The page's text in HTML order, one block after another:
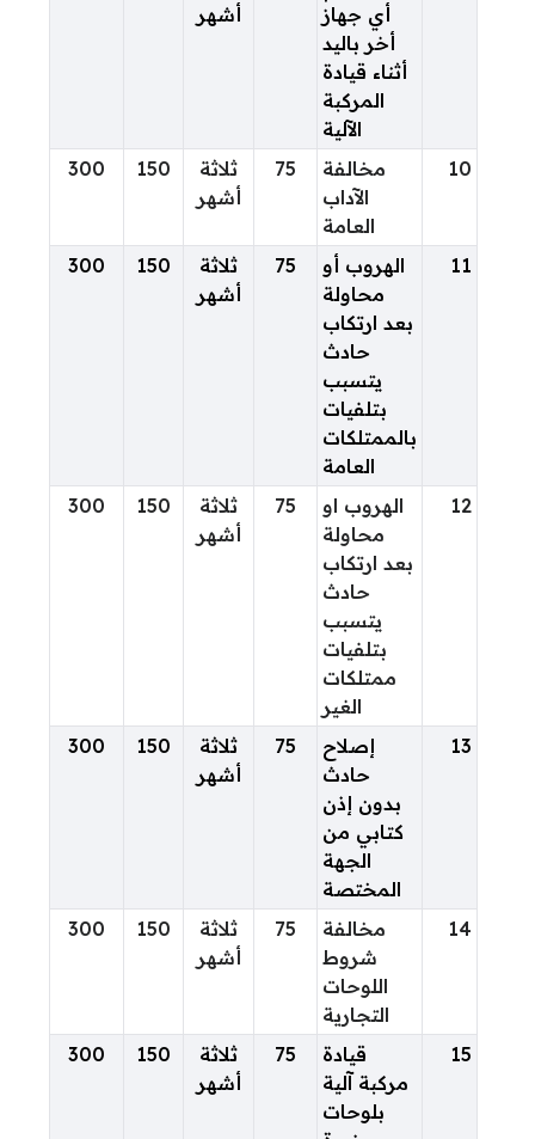
أي جهاز
أخر باليد
أثناء قيادة
المركبة
الآلية
أشهر
10
مخالفة
الآداب
العامة
75
ثلاثة
أشهر
150
300
11
الهروب أو
محاولة
بعد ارتكاب
حادث
يتسبب
بتلفيات
بالممتلكات
العامة
75
ثلاثة
أشهر
150
300
12
الهروب او
محاولة
بعد ارتكاب
حادث
يتسبب
بتلفيات
ممتلكات
الغير
75
ثلاثة
أشهر
150
300
13
إصلاح
حادث
بدون إذن
كتابي من
الجهة
المختصة
75
ثلاثة
أشهر
150
300
14
مخالفة
شروط
اللوحات
التجارية
75
ثلاثة
أشهر
150
300
15
قيادة
مركبة آلية
بلوحات
75
ثلاثة
أشهر
150
300